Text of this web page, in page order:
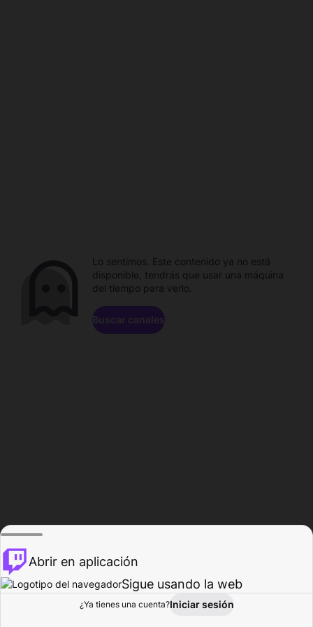
Explorar Actividad
Lo sentimos. Este contenido ya no está
disponible, tendrás que usar una máquina
del tiempo para verlo.
Buscar canales
Abrir en aplicación
Sigue usando la web
¿Ya tienes una cuenta?Iniciar sesión